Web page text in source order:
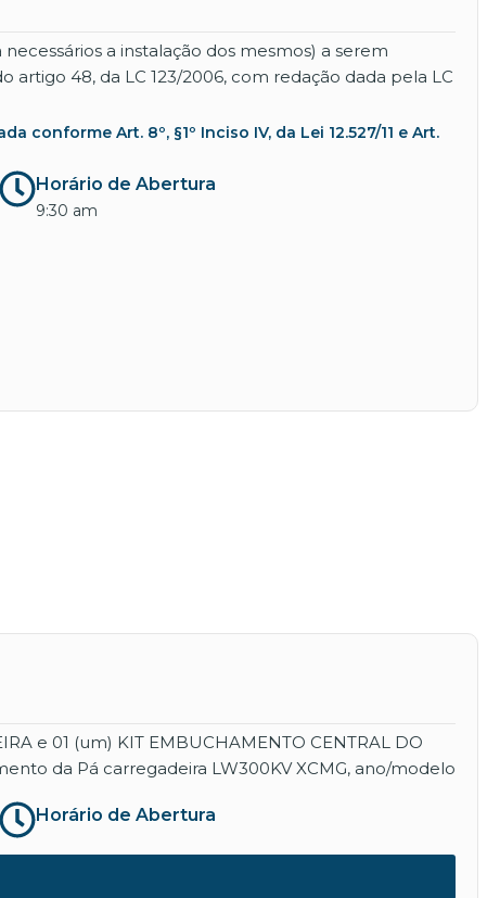
a instalação dos mesmos) a serem
artigo 48, da LC 123/2006, com redação dada pela LC
Art. 8º, §1º Inciso IV, da Lei 12.527/11 e Art.
Horário de Abertura
9:30 am
e 01 (um) KIT EMBUCHAMENTO CENTRAL DO
da Pá carregadeira LW300KV XCMG, ano/modelo
Horário de Abertura